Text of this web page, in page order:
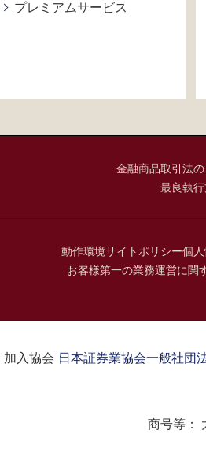
プレミアムサービス
金融商品取引法
最良執
動作環境サイトポリシー個
お客様第一の業務運営に関
加入協会：日本証券業協会一般社団
商号等：